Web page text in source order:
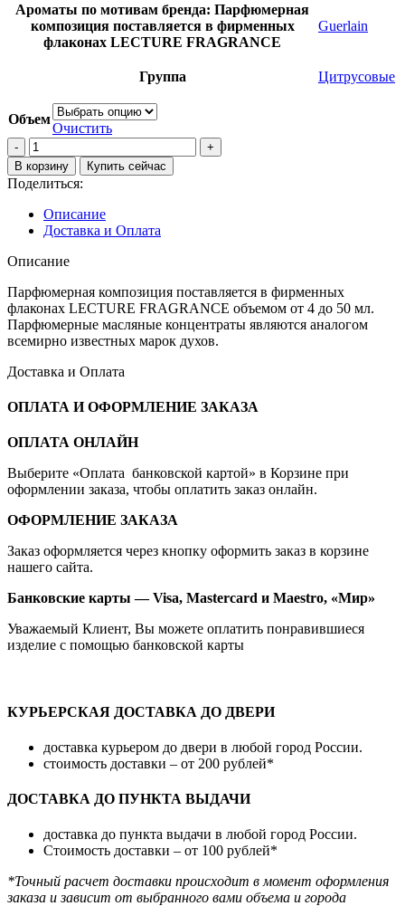
Ароматы по мотивам бренда: Парфюмерная
композиция поставляется в фирменных
флаконах LECTURE FRAGRANCE
Guerlain
Группа Цитрусовые
Объем
Очистить
Количество
товара
Guerlain
Aqua
Allegoria
Mandarine
Basilic
В корзину Купить сейчас
Поделиться:
Описание
Доставка и Оплата
Описание
Парфюмерная композиция поставляется в фирменных
флаконах LECTURE FRAGRANCE объемом от 4 до 50 мл.
Парфюмерные масляные концентраты являются аналогом
всемирно известных марок духов.
Доставка и Оплата
ОПЛАТА И ОФОРМЛЕНИЕ ЗАКАЗА
ОПЛАТА ОНЛАЙН
Выберите «Оплата банковской картой» в Корзине при
оформлении заказа, чтобы оплатить заказ онлайн.
ОФОРМЛЕНИЕ ЗАКАЗА
Заказ оформляется через кнопку оформить заказ в корзине
нашего сайта.
Банковские карты — Visa, Mastercard и Maestro, «Мир»
Уважаемый Клиент, Вы можете оплатить понравившиеся
изделие с помощью банковской карты
КУРЬЕРСКАЯ ДОСТАВКА ДО ДВЕРИ
доставка курьером до двери в любой город России.
стоимость доставки – от 200 рублей*
ДОСТАВКА ДО ПУНКТА ВЫДАЧИ
доставка до пункта выдачи в любой город России.
Стоимость доставки – от 100 рублей*
*Точный расчет доставки происходит в момент оформления
заказа и зависит от выбранного вами объема и города